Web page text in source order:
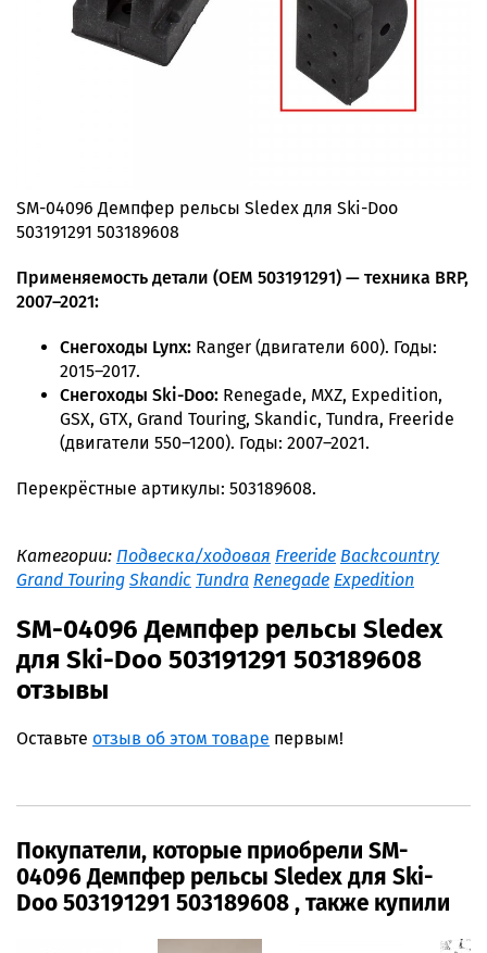
SM-04096 Демпфер рельсы Sledex для Ski-Doo
503191291 503189608
Применяемость детали (OEM 503191291) — техника BRP,
2007–2021:
Снегоходы Lynx: Ranger (двигатели 600). Годы:
2015–2017.
Снегоходы Ski-Doo: Renegade, MXZ, Expedition,
GSX, GTX, Grand Touring, Skandic, Tundra, Freeride
(двигатели 550–1200). Годы: 2007–2021.
Перекрёстные артикулы: 503189608.
Категории: Подвеска/ходовая Freeride Backcountry
Grand Touring Skandic Tundra Renegade Expedition
SM-04096 Демпфер рельсы Sledex
для Ski-Doo 503191291 503189608
отзывы
Оставьте отзыв об этом товаре первым!
Покупатели, которые приобрели SM-
04096 Демпфер рельсы Sledex для Ski-
Doo 503191291 503189608 , также купили